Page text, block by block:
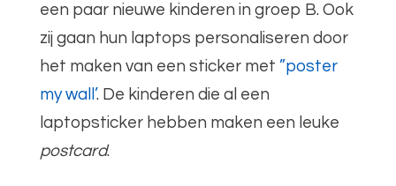
een paar nieuwe kinderen in groep B. Ook
zij gaan hun laptops personaliseren door
het maken van een sticker met ”poster
my wall’. De kinderen die al een
laptopsticker hebben maken een leuke
postcard.